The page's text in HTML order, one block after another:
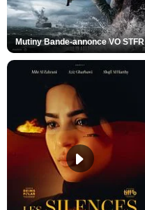
Mutiny Bande-annonce VO STFR